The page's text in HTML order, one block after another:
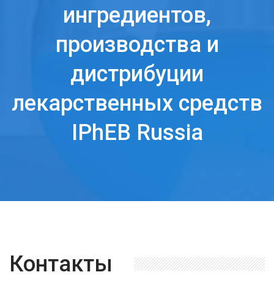
ингредиентов,
производства и
дистрибуции
лекарственных средств
IPhEB Russia
Контакты